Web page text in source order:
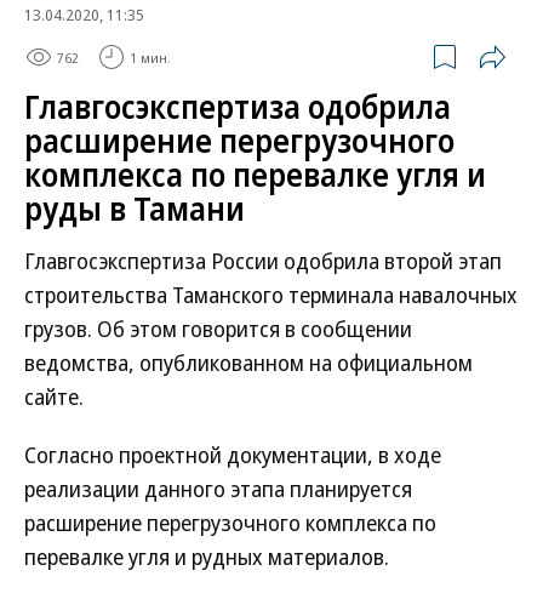
13.04.2020, 11:35
762 1 мин.
Главгосэкспертиза одобрила
расширение перегрузочного
комплекса по перевалке угля и
руды в Тамани
Главгосэкспертиза России одобрила второй этап
строительства Таманского терминала навалочных
грузов. Об этом говорится в сообщении
ведомства, опубликованном на официальном
сайте.
Согласно проектной документации, в ходе
реализации данного этапа планируется
расширение перегрузочного комплекса по
перевалке угля и рудных материалов.